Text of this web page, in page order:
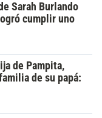
Sarah Burlando
cumplir uno
de Pampita,
de su papá: